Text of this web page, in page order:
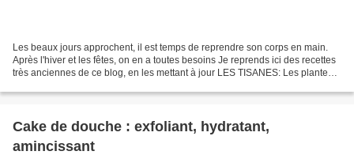
Les beaux jours approchent, il est temps de reprendre son corps en main.
Après l'hiver et les fêtes, on en a toutes besoins Je reprends ici des recettes
très anciennes de ce blog, en les mettant à jour LES TISANES: Les plantes
Cake de douche : exfoliant, hydratant,
amincissant